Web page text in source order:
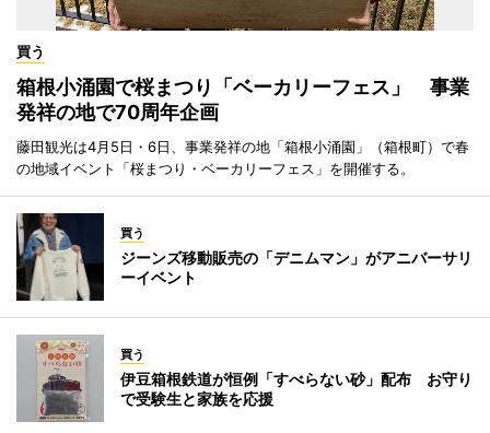
買う
箱根小涌園で桜まつり「ベーカリーフェス」 事業
発祥の地で70周年企画
藤田観光は4月5日・6日、事業発祥の地「箱根小涌園」（箱根町）で春
の地域イベント「桜まつり・ベーカリーフェス」を開催する。
買う
ジーンズ移動販売の「デニムマン」がアニバーサリ
ーイベント
買う
伊豆箱根鉄道が恒例「すべらない砂」配布 お守り
で受験生と家族を応援